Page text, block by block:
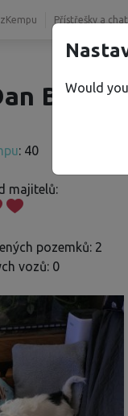
Přístřešky a
B.
: 40
majitelů:
pozemků: 2
vozů: 0
Would